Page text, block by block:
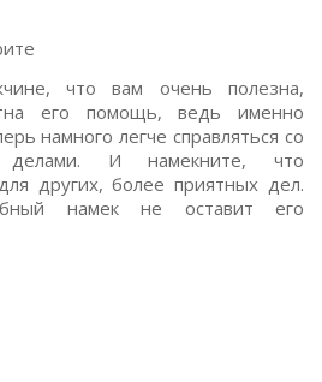
что вам очень полезна,
его помощь, ведь именно
намного легче справляться со
И намекните, что
других, более приятных дел.
намек не оставит его